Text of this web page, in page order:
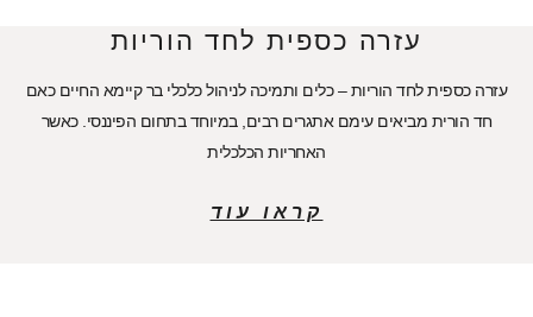
עזרה כספית לחד הוריות
עזרה כספית לחד הוריות – כלים ותמיכה לניהול כלכלי בר קיימא החיים כאם
חד הורית מביאים עימם אתגרים רבים, במיוחד בתחום הפיננסי. כאשר
האחריות הכלכלית
קראו עוד